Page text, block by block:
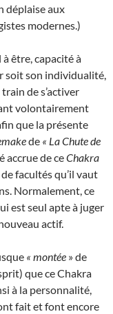
déplaise aux
modernes.)
être, capacité à
soit son individualité,
de s’activer
volontairement
que la présente
de « La Chute de
accrue de ceChakra
facultés qu’il vaut
Normalement, ce
est seul apte à juger
actif.
« montée » de
que ce Chakra
à la personnalité,
fait et font encore